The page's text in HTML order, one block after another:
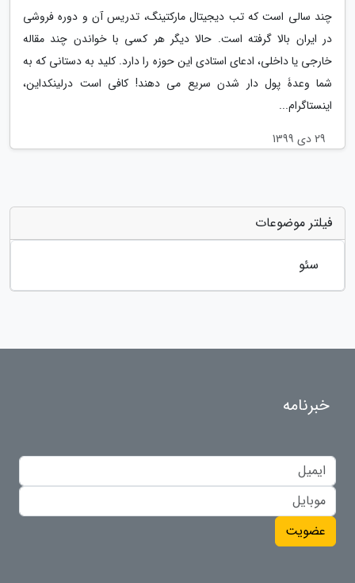
چند سالی است که تب دیجیتال مارکتینگ، تدریس آن و دوره فروشی
در ایران بالا گرفته است. حالا دیگر هر کسی با خواندن چند مقاله
خارجی یا داخلی، ادعای استادی این حوزه را دارد. کلید به دستانی که به
شما وعدۀ پول دار شدن سریع می دهند! کافی است درلینکداین،
اینستاگرام...
29 دی 1399
فیلتر موضوعات
سئو
خبرنامه
عضویت